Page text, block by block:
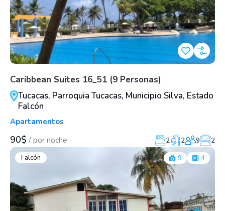
Caribbean Suites 16_51 (9 Personas)
Tucacas, Parroquia Tucacas, Municipio Silva, Estado
Falcón
Apartamentos
90$ / por noche 2 2 9
2
Falcón
9 4